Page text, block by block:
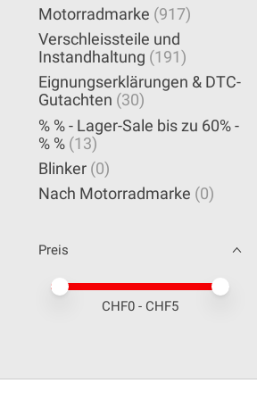
Motorradmarke (917)
Verschleissteile und
Instandhaltung (191)
Eignungserklärungen & DTC-
Gutachten (30)
% % - Lager-Sale bis zu 60% -
% % (13)
Blinker (0)
Nach Motorradmarke (0)
Preis
Preis – Mindestwert
Price maximum value
CHF0 - CHF5